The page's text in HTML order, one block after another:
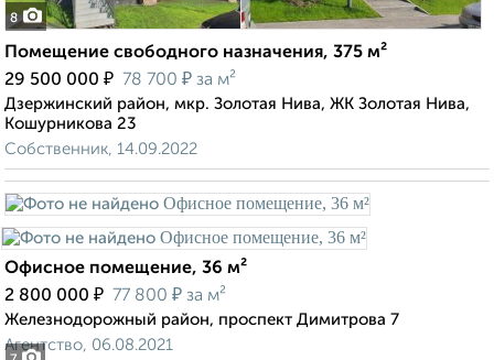
8
Помещение свободного назначения, 375 м²
29 500 000 ₽ 78 700 ₽ за м²
Дзержинский район, мкр. Золотая Нива, ЖК Золотая Нива,
Кошурникова 23
Собственник, 14.09.2022
Офисное помещение, 36 м²
2 800 000 ₽ 77 800 ₽ за м²
Железнодорожный район, проспект Димитрова 7
Агентство, 06.08.2021